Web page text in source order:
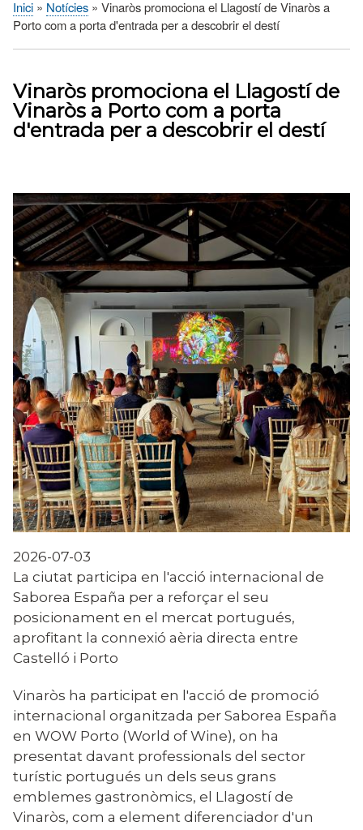
Fil
Inici Notícies
Vinaròs promociona el Llagostí de Vinaròs a
Porto com a porta d'entrada per a descobrir el destí
Vinaròs promociona el Llagostí de
Vinaròs a Porto com a porta
d'entrada per a descobrir el destí
2026-07-03
La ciutat participa en l'acció internacional de
Saborea España per a reforçar el seu
posicionament en el mercat portugués,
aprofitant la connexió aèria directa entre
Castelló i Porto
Vinaròs ha participat en l'acció de promoció
internacional organitzada per Saborea España
en WOW Porto (World of Wine), on ha
presentat davant professionals del sector
turístic portugués un dels seus grans
emblemes gastronòmics, el Llagostí de
Vinaròs, com a element diferenciador d'un